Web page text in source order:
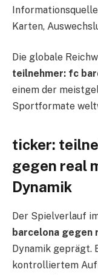
Karten,
Die globale
teilnehmer: fc
einem der
Sportformate
ticker:
gegen real
Dynamik
Der Spielverlauf
barcelona gegen
Dynamik geprägt.
kontrolliertem